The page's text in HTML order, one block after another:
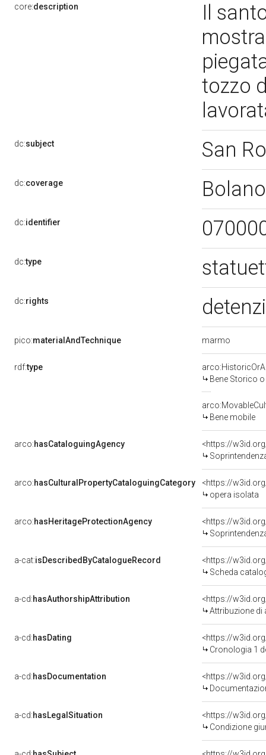
core:description
Il
tozzo
dc:subject San
dc:coverage
dc:identifier
dc:type
dc:rights
pico:materialAndTechnique marmo
rdf:type
Bene Storico
Bene mobile
arco:hasCataloguingAgency
<https://
arco:hasCulturalPropertyCataloguingCategory
<https://
opera isolata
arco:hasHeritageProtectionAgency
<https://
Soprintendenza
a-cat:isDescribedByCatalogueRecord
<https://
Scheda
a-cd:hasAuthorshipAttribution
Attribuzione di
a-cd:hasDating
<https://
Cronologia 1
a-cd:hasDocumentation
a-cd:hasLegalSituation
Condizione